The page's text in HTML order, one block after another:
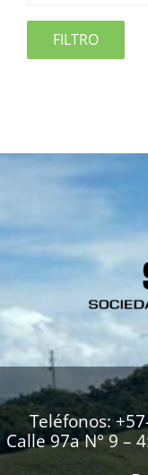
FILTRO
Teléfonos:
Calle 97a N° 9 –